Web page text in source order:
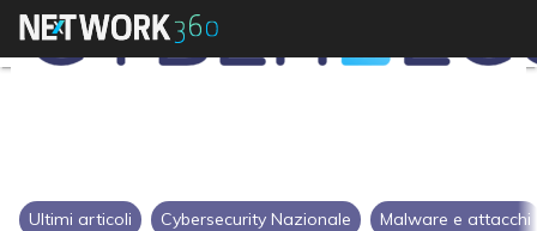
Ultimi articoli Cybersecurity Nazionale Malware e attacchi